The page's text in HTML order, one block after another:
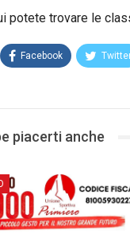
potete trovare le
Facebook
piacerti anche